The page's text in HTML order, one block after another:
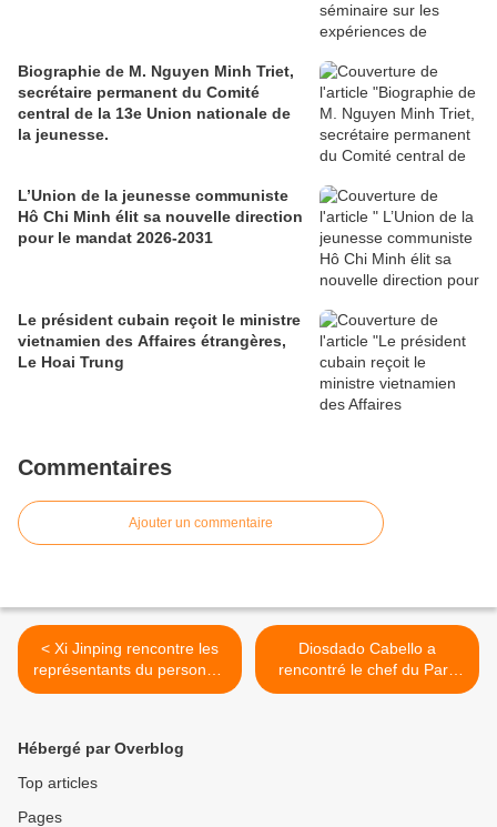
Biographie de M. Nguyen Minh Triet,
secrétaire permanent du Comité
central de la 13e Union nationale de
la jeunesse.
L’Union de la jeunesse communiste
Hô Chi Minh élit sa nouvelle direction
pour le mandat 2026-2031
Le président cubain reçoit le ministre
vietnamien des Affaires étrangères,
Le Hoai Trung
Commentaires
Ajouter un commentaire
< Xi Jinping rencontre les
représentants du personnel
ayant travaillé pour les
Diosdado Cabello a
rencontré le chef du Parti
communiste de la
Hébergé par Overblog
Top articles
Pages